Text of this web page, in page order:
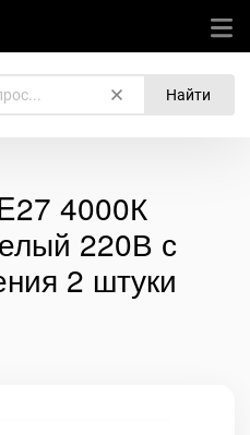
Найти
4000К
220В с
2 штуки